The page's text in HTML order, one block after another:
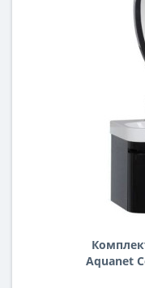
Aquanet